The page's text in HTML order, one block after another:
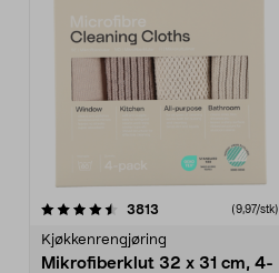
3813 anmeldelser(9,97/stk)
Kjøkkenrengjøring
Mikrofiberklut 32 x 31 cm, 4-
4.5av 5 stjerner